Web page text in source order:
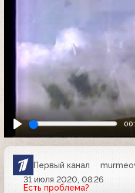
Первый канал
31 июля 2020, 08:26
Есть проблема?